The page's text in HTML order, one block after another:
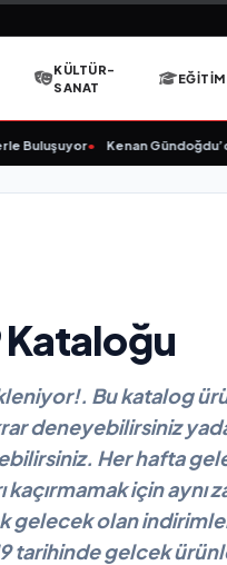
KÜLTÜR-
SANAT
EĞITIM
• Kenan Gündoğdu’dan Yeni
Kataloğu
Bu katalog
deneyebilirsiniz
Her hafta
kaçırmamak için aynı
gelecek olan
tarihinde gelcek